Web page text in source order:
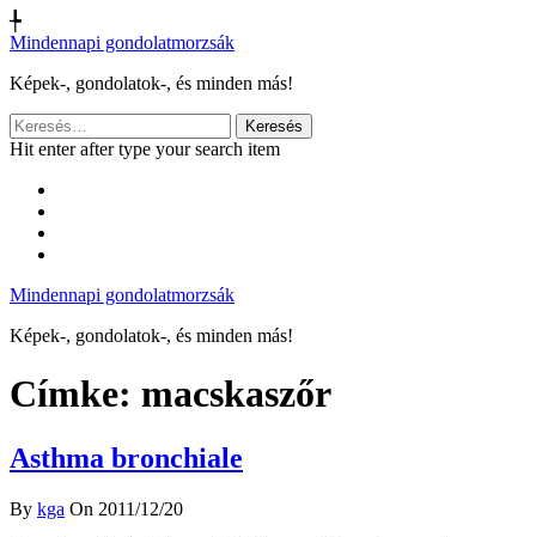
╄
Mindennapi gondolatmorzsák
Képek-, gondolatok-, és minden más!
Keresés:
Hit enter after type your search item
Mindennapi gondolatmorzsák
Képek-, gondolatok-, és minden más!
Címke: macskaszőr
Asthma bronchiale
By kga On 2011/12/20